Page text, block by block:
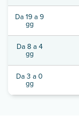
Da 19 a 9
gg
Da 8 a 4
gg
Da 3 a 0
gg